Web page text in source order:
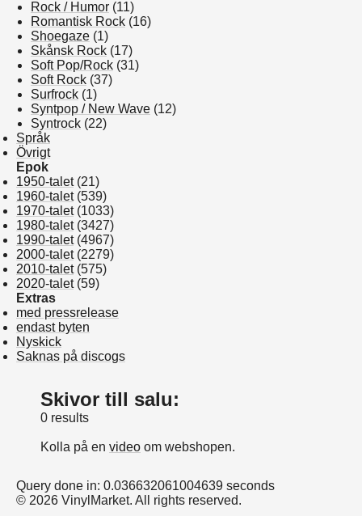
Rock / Humor (11)
Romantisk Rock (16)
Shoegaze (1)
Skånsk Rock (17)
Soft Pop/Rock (31)
Soft Rock (37)
Surfrock (1)
Syntpop / New Wave (12)
Syntrock (22)
Språk
Övrigt
Epok
1950-talet(21)
1960-talet(539)
1970-talet(1033)
1980-talet(3427)
1990-talet(4967)
2000-talet(2279)
2010-talet(575)
2020-talet(59)
Extras
med pressrelease
endast byten
Nyskick
Saknas på discogs
Skivor till salu:
0 results
Kolla på en video om webshopen.
Query done in: 0.036632061004639 seconds
© 2026 VinylMarket. All rights reserved.